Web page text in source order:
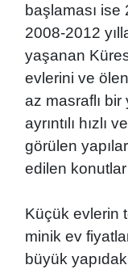
başlaması ise
2008-2012
yaşanan
evlerini ve
az masraflı
ayrıntılı hızlı
görülen
edilen
Küçük evlerin
minik ev
büyük